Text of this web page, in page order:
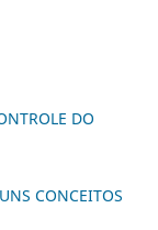
DO
CONCEITOS